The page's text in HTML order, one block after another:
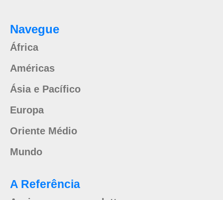
Navegue
África
Américas
Ásia e Pacífico
Europa
Oriente Médio
Mundo
A Referência